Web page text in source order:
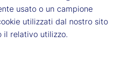
usato o un campione
utilizzati dal nostro sito
il relativo utilizzo.